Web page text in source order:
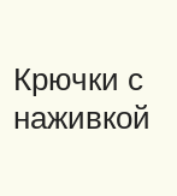
Крючки с
наживкой